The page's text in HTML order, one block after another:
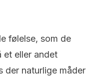
følelse, som de
et eller andet
der naturlige måder